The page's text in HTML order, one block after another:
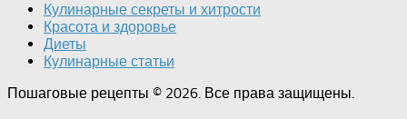
Кулинарные секреты и хитрости
Красота и здоровье
Диеты
Кулинарные статьи
Пошаговые рецепты © 2026. Все права защищены.